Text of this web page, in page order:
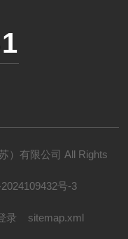
）有限公司 All Rights
号-3
录 sitemap.xml